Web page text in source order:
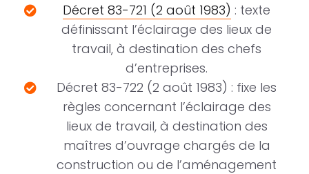
Décret 83-721 (2 août 1983) : texte
définissant l’éclairage des lieux de
travail, à destination des chefs
d’entreprises.
Décret 83-722 (2 août 1983) : fixe les
règles concernant l’éclairage des
lieux de travail, à destination des
maîtres d’ouvrage chargés de la
construction ou de l’aménagement